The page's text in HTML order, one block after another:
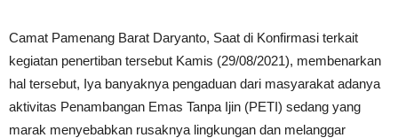
Camat Pamenang Barat Daryanto, Saat di Konfirmasi terkait
kegiatan penertiban tersebut Kamis (29/08/2021), membenarkan
hal tersebut, Iya banyaknya pengaduan dari masyarakat adanya
aktivitas Penambangan Emas Tanpa Ijin (PETI) sedang yang
marak menyebabkan rusaknya lingkungan dan melanggar